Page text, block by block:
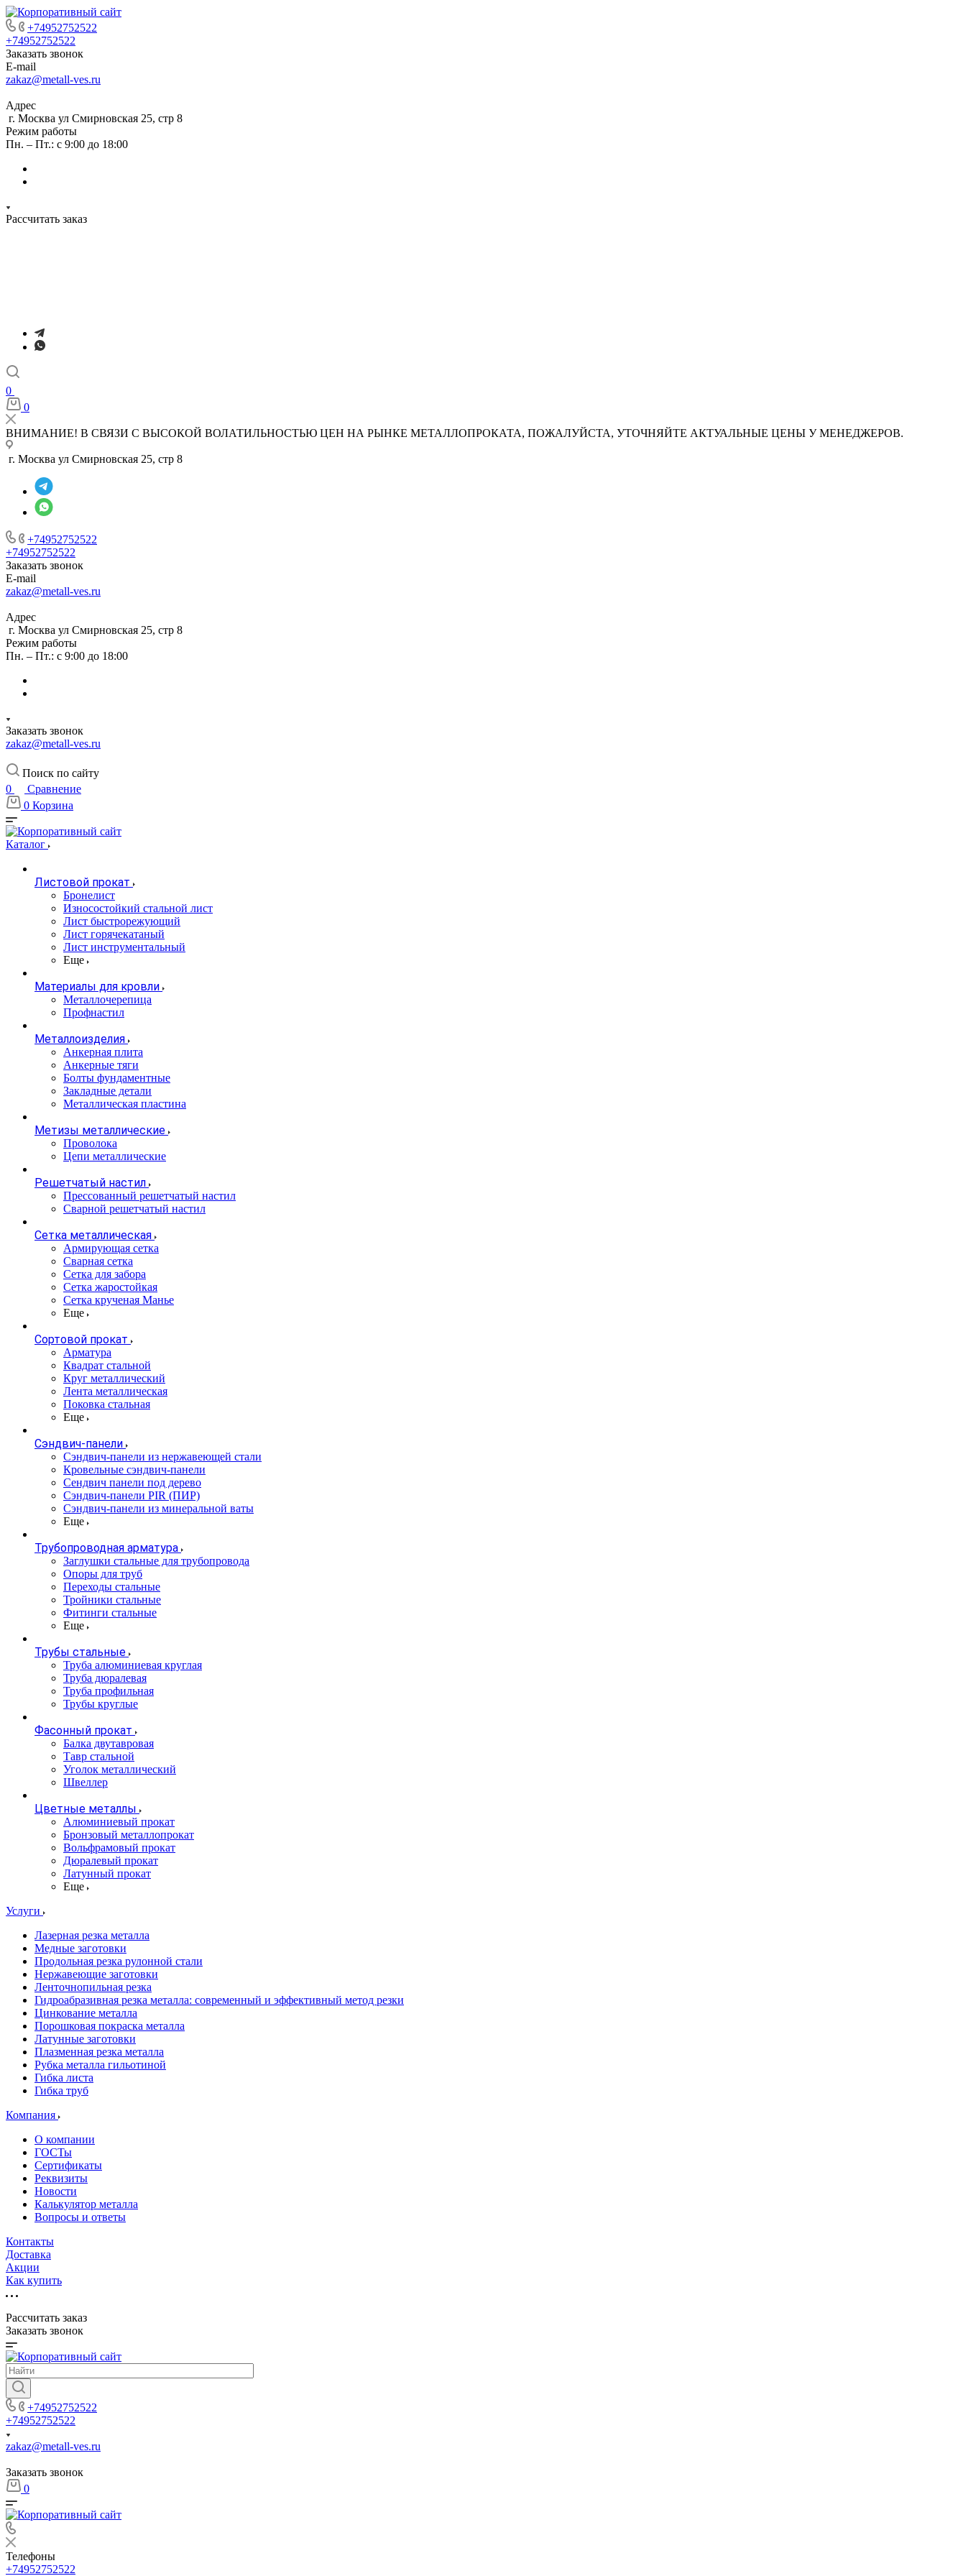
+74952752522
+74952752522
Заказать звонок
E-mail
zakaz@metall-ves.ru
Адрес
г. Москва ул Смирновская 25, стр 8
Режим работы
Пн. – Пт.: с 9:00 до 18:00
Рассчитать заказ
0
0
ВНИМАНИЕ! В СВЯЗИ С ВЫСОКОЙ ВОЛАТИЛЬНОСТЬЮ ЦЕН НА РЫНКЕ МЕТАЛЛОПРОКАТА, ПОЖАЛУЙСТА, УТОЧНЯЙТЕ АКТУАЛЬНЫЕ ЦЕНЫ У МЕНЕДЖЕРОВ.
г. Москва ул Смирновская 25, стр 8
+74952752522
+74952752522
Заказать звонок
E-mail
zakaz@metall-ves.ru
Адрес
г. Москва ул Смирновская 25, стр 8
Режим работы
Пн. – Пт.: с 9:00 до 18:00
Заказать звонок
zakaz@metall-ves.ru
Поиск по сайту
0
Сравнение
0 Корзина
Каталог
Листовой прокат
Бронелист
Износостойкий стальной лист
Лист быстрорежующий
Лист горячекатаный
Лист инструментальный
Еще
Материалы для кровли
Металлочерепица
Профнастил
Металлоизделия
Анкерная плита
Анкерные тяги
Болты фундаментные
Закладные детали
Металлическая пластина
Метизы металлические
Проволока
Цепи металлические
Решетчатый настил
Прессованный решетчатый настил
Сварной решетчатый настил
Сетка металлическая
Армирующая сетка
Сварная сетка
Сетка для забора
Сетка жаростойкая
Сетка крученая Манье
Еще
Сортовой прокат
Арматура
Квадрат стальной
Круг металлический
Лента металлическая
Поковка стальная
Еще
Сэндвич-панели
Cэндвич-панели из нержавеющей стали
Кровельные сэндвич-панели
Сендвич панели под дерево
Сэндвич-панели PIR (ПИР)
Сэндвич-панели из минеральной ваты
Еще
Трубопроводная арматура
Заглушки стальные для трубопровода
Опоры для труб
Переходы стальные
Тройники стальные
Фитинги стальные
Еще
Трубы стальные
Труба алюминиевая круглая
Труба дюралевая
Труба профильная
Трубы круглые
Фасонный прокат
Балка двутавровая
Тавр стальной
Уголок металлический
Швеллер
Цветные металлы
Алюминиевый прокат
Бронзовый металлопрокат
Вольфрамовый прокат
Дюралевый прокат
Латунный прокат
Еще
Услуги
Лазерная резка металла
Медные заготовки
Продольная резка рулонной стали
Нержавеющие заготовки
Ленточнопильная резка
Гидроабразивная резка металла: современный и эффективный метод резки
Цинкование металла
Порошковая покраска металла
Латунные заготовки
Плазменная резка металла
Рубка металла гильотиной
Гибка листа
Гибка труб
Компания
О компании
ГОСТы
Сертификаты
Реквизиты
Новости
Калькулятор металла
Вопросы и ответы
Контакты
Доставка
Акции
Как купить
Рассчитать заказ
Заказать звонок
+74952752522
+74952752522
zakaz@metall-ves.ru
Заказать звонок
0
Телефоны
+74952752522